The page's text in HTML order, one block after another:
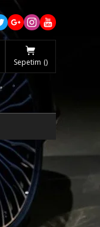
Sepetim